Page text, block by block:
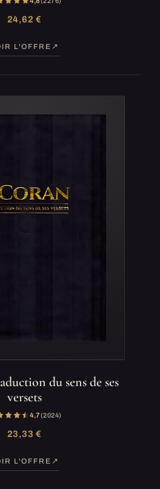
24,62 €
L'OFFRE
du sens de ses
versets
4,7(2 024)
23,33 €
L'OFFRE